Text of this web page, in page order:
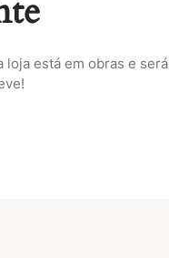
loja está em obras e será